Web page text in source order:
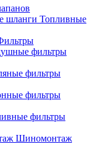
Топливные
Шиномонтаж